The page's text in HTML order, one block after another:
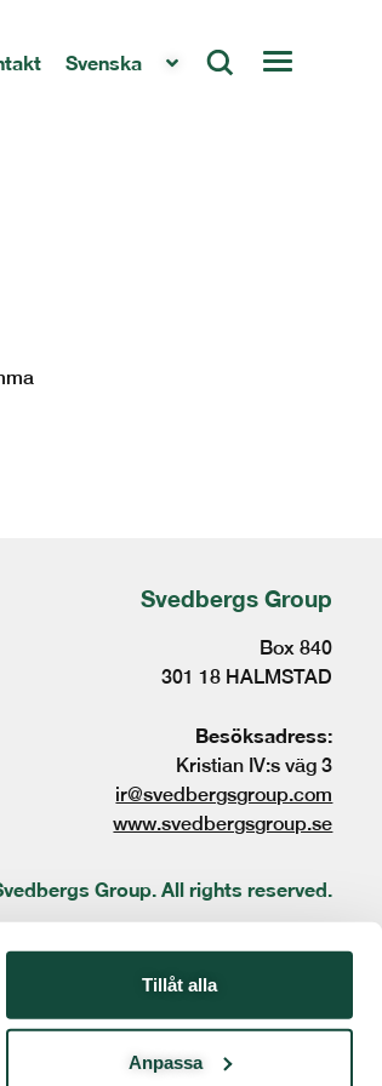
Tillåt alla
Anpassa
Svenska
Svedbergs Group
Box 840
301 18 HALMSTAD
Besöksadress:
Kristian IV:s väg 3
ir@svedbergsgroup.com
www.svedbergsgroup.se
Group. All rights reserved.